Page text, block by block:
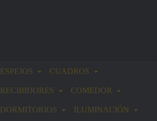
ESPEJOS CUADROS
RECIBIDORES COMEDOR
DORMITORIOS ILUMINACIÓN